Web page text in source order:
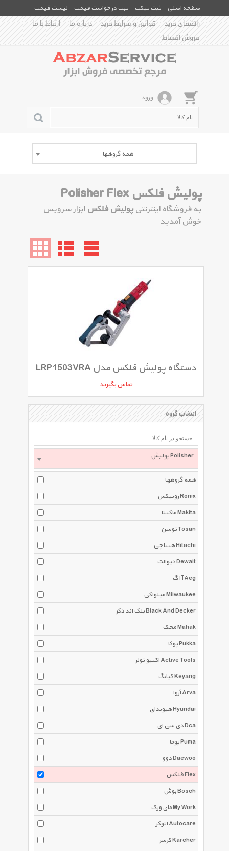
صفحه اصلی ثبت تیکت ثبت درخواست قیمت
لیست قیمت
راهنمای خرید
قوانین و شرایط خرید درباره ما
ارتباط با ما
فروش اقساط
ورود
همه گروهها
پولیش فلکس Polisher Flex
به فروشگاه اینترنتی پولیش فلکس ابزار سرویس
خوش آمدید
دستگاه پولیش فلکس مدل LRP1503VRA
تماس بگیرید
انتخاب گروه
پولیش Polisher
همه گروهها
رونیکس Ronix
ماکیتا Makita
توسن Tosan
هیتاچی Hitachi
دیوالت Dewalt
آ ا گ Aeg
میلواکی Milwaukee
بلک اند دکر Black And Decker
محک Mahak
پوکا Pukka
اکتیو تولز Active Tools
کیانگ Keyang
آروا Arva
هیوندای Hyundai
دی سی ای Dca
پوما Puma
دوو Daewoo
فلکس Flex
بوش Bosch
مای ورک My Work
اتوکر Autocare
کرشر Karcher